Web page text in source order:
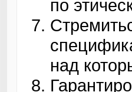
по
над